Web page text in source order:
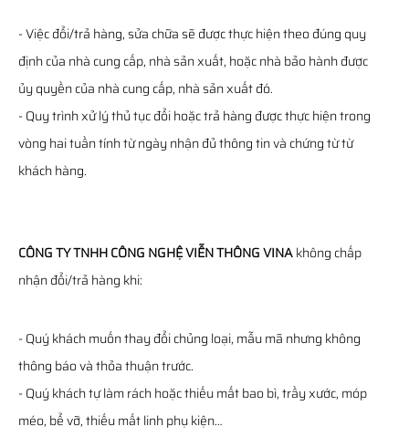
- Việc đổi/trả hàng, sửa chữa sẽ được thực hiện theo đúng quy
định của nhà cung cấp, nhà sản xuất, hoặc nhà bảo hành được
ủy quyền của nhà cung cấp, nhà sản xuất đó.
- Quy trình xử lý thủ tục đổi hoặc trả hàng được thực hiện trong
vòng hai tuần tính từ ngày nhận đủ thông tin và chứng từ từ
khách hàng.
CÔNG TY TNHH CÔNG NGHỆ VIỄN THÔNG VINAkhông chấp
nhận đổi/trả hàng khi:
- Quý khách muốn thay đổi chủng loại, mẫu mã nhưng không
thông báo và thỏa thuận trước.
- Quý khách tự làm rách hoặc thiếu mất bao bì, trầy xước, móp
méo, bể vỡ, thiếu mất linh phụ kiện…